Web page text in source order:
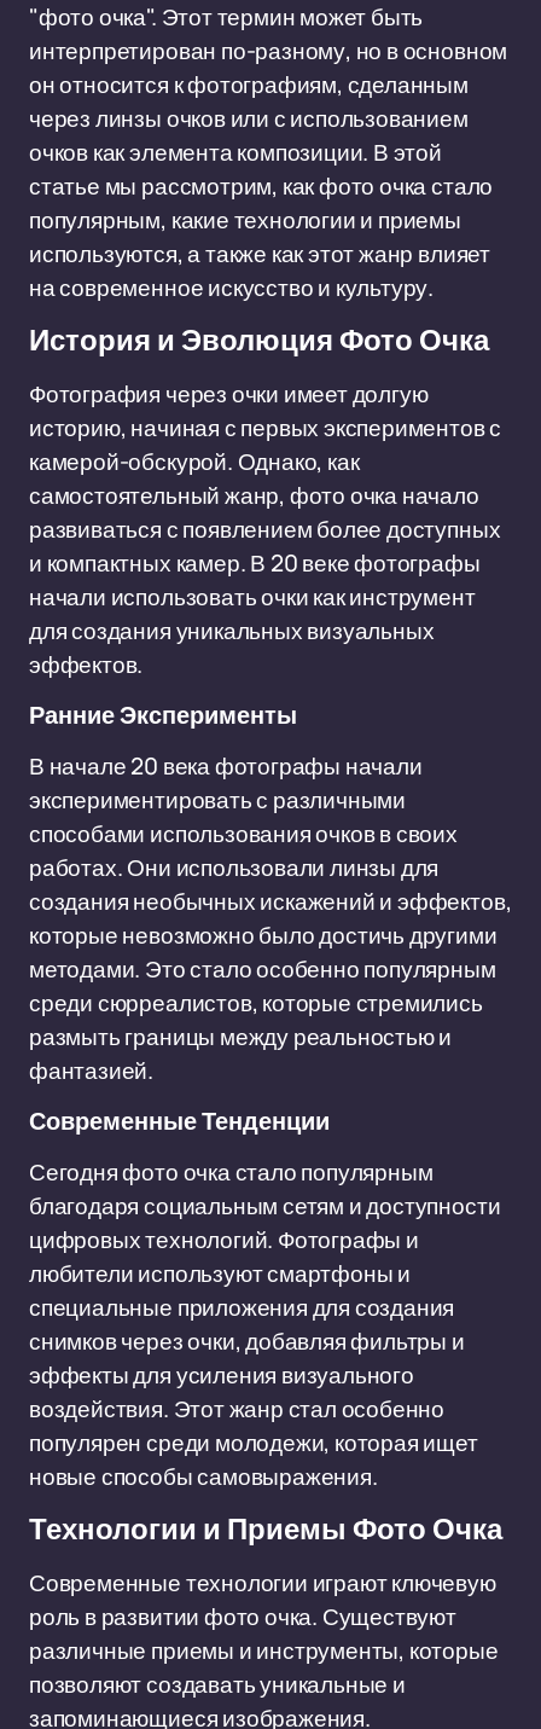
"фото очка". Этот термин может быть
интерпретирован по-разному, но в основном
он относится к фотографиям, сделанным
через линзы очков или с использованием
очков как элемента композиции. В этой
статье мы рассмотрим, как фото очка стало
популярным, какие технологии и приемы
используются, а также как этот жанр влияет
на современное искусство и культуру.
История и Эволюция Фото Очка
Фотография через очки имеет долгую
историю, начиная с первых экспериментов с
камерой-обскурой. Однако, как
самостоятельный жанр, фото очка начало
развиваться с появлением более доступных
и компактных камер. В 20 веке фотографы
начали использовать очки как инструмент
для создания уникальных визуальных
эффектов.
Ранние Эксперименты
В начале 20 века фотографы начали
экспериментировать с различными
способами использования очков в своих
работах. Они использовали линзы для
создания необычных искажений и эффектов,
которые невозможно было достичь другими
методами. Это стало особенно популярным
среди сюрреалистов, которые стремились
размыть границы между реальностью и
фантазией.
Современные Тенденции
Сегодня фото очка стало популярным
благодаря социальным сетям и доступности
цифровых технологий. Фотографы и
любители используют смартфоны и
специальные приложения для создания
снимков через очки, добавляя фильтры и
эффекты для усиления визуального
воздействия. Этот жанр стал особенно
популярен среди молодежи, которая ищет
новые способы самовыражения.
Технологии и Приемы Фото Очка
Современные технологии играют ключевую
роль в развитии фото очка. Существуют
различные приемы и инструменты, которые
позволяют создавать уникальные и
запоминающиеся изображения.